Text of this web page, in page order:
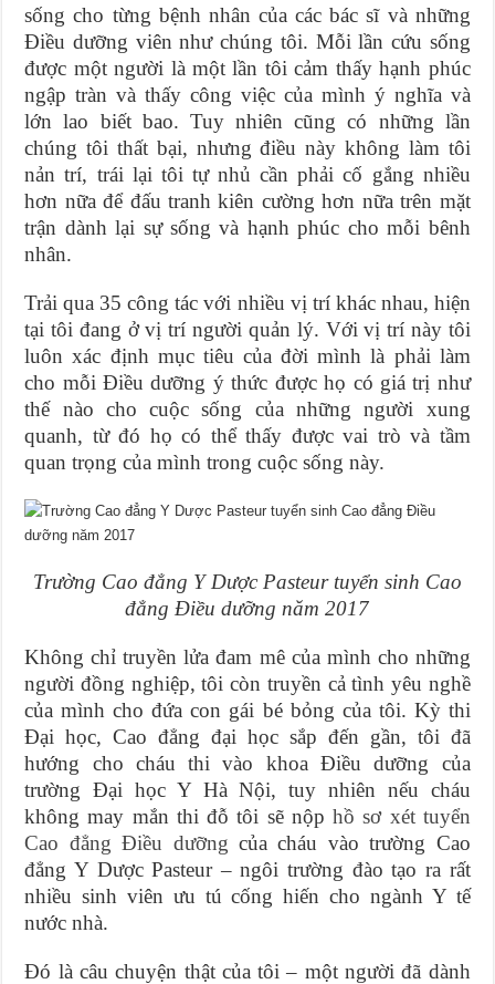
sống cho từng bệnh nhân của các bác sĩ và những
Điều dưỡng viên như chúng tôi. Mỗi lần cứu sống
được một người là một lần tôi cảm thấy hạnh phúc
ngập tràn và thấy công việc của mình ý nghĩa và
lớn lao biết bao. Tuy nhiên cũng có những lần
chúng tôi thất bại, nhưng điều này không làm tôi
nản trí, trái lại tôi tự nhủ cần phải cố gắng nhiều
hơn nữa để đấu tranh kiên cường hơn nữa trên mặt
trận dành lại sự sống và hạnh phúc cho mỗi bênh
nhân.
Trải qua 35 công tác với nhiều vị trí khác nhau, hiện
tại tôi đang ở vị trí người quản lý. Với vị trí này tôi
luôn xác định mục tiêu của đời mình là phải làm
cho mỗi Điều dưỡng ý thức được họ có giá trị như
thế nào cho cuộc sống của những người xung
quanh, từ đó họ có thể thấy được vai trò và tầm
quan trọng của mình trong cuộc sống này.
Trường Cao đẳng Y Dược Pasteur tuyển sinh Cao
đẳng Điều dưỡng năm 2017
Không chỉ truyền lửa đam mê của mình cho những
người đồng nghiệp, tôi còn truyền cả tình yêu nghề
của mình cho đứa con gái bé bỏng của tôi. Kỳ thi
Đại học, Cao đẳng đại học sắp đến gần, tôi đã
hướng cho cháu thi vào khoa Điều dưỡng của
trường Đại học Y Hà Nội, tuy nhiên nếu cháu
không may mắn thi đỗ tôi sẽ nộphồ sơ xét tuyển
Cao đẳng Điều dưỡng của cháu vào trường Cao
đẳng Y Dược Pasteur – ngôi trường đào tạo ra rất
nhiều sinh viên ưu tú cống hiến cho ngành Y tế
nước nhà.
Đó là câu chuyện thật của tôi – một người đã dành